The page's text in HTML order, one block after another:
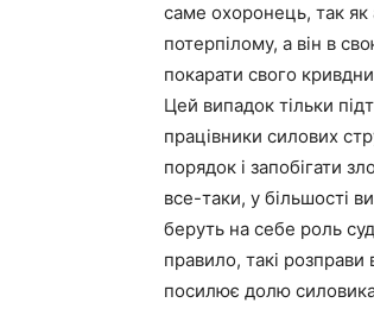
саме охоронець, так як
потерпілому, а він в
покарати свого
Цей випадок тільки
працівники силових
порядок і запобігати
все-таки, у більшості
беруть на себе роль
правило, такі розправи
посилює долю